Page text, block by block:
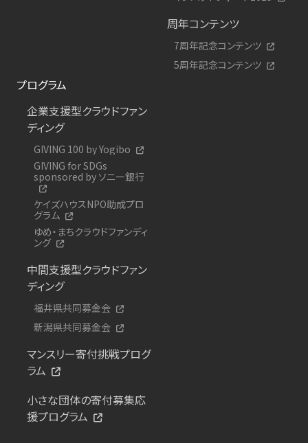
周年コンテンツ
7周年記念コンテンツ
5周年記念コンテンツ
プログラム
企業支援型クラウドファン
ディング
GIVING 100 by Yogibo
GIVING for SDGs
sponsored by ソニー銀行
ケイズハウスNPO助成プロ
グラム
ゆめ・まちクラウドファンディ
ング
中間支援型クラウドファン
ディング
福井県共同募金会
新潟県共同募金会
マンスリー寄付挑戦プログ
ラム
小さな団体の寄付募集応
援プログラム